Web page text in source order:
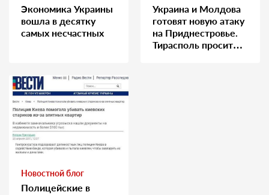
Экономика Украины
вошла в десятку
самых несчастных
Украина и Молдова
готовят новую атаку
на Приднестровье.
Тирасполь просит
Новостной блог
Полицейские в